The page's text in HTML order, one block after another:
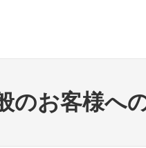
のお客様へ